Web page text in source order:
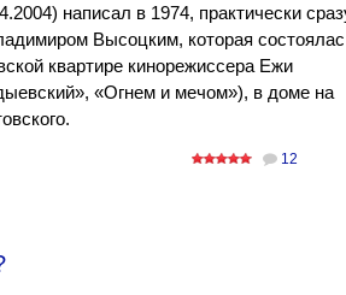
написал в 1974, практически
Высоцким, которая
квартире кинорежиссера Ежи
«Огнем и мечом»), в доме на
12